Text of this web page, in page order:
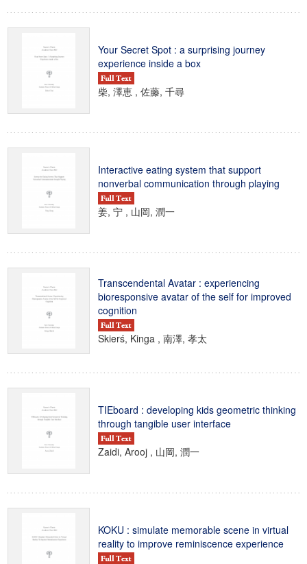
Your Secret Spot : a surprising journey
experience inside a box
柴, 澤恵 , 佐藤, 千尋
Interactive eating system that support
nonverbal communication through playing
姜, 宁 , 山岡, 潤一
Transcendental Avatar : experiencing
bioresponsive avatar of the self for improved
cognition
Skierś, Kinga , 南澤, 孝太
TIEboard : developing kids geometric thinking
through tangible user interface
Zaidi, Arooj , 山岡, 潤一
KOKU : simulate memorable scene in virtual
reality to improve reminiscence experience